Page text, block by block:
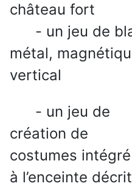
château fort
- un jeu de
métal,
vertical
- un jeu de
création de
costumes intégré
à l’enceinte